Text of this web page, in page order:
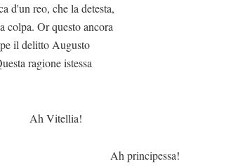
d'un reo, che la detesta,
colpa. Or questo ancora
il delitto Augusto
ragione istessa